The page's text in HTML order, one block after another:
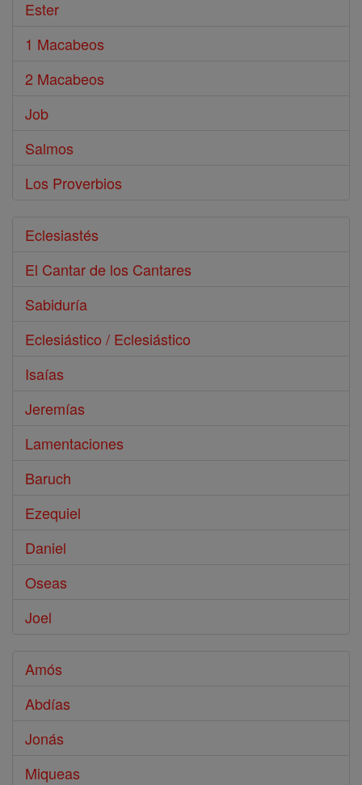
Ester
1 Macabeos
2 Macabeos
Job
Salmos
Los Proverbios
Eclesiastés
El Cantar de los Cantares
Sabiduría
Eclesiástico / Eclesiástico
Isaías
Jeremías
Lamentaciones
Baruch
Ezequiel
Daniel
Oseas
Joel
Amós
Abdías
Jonás
Miqueas